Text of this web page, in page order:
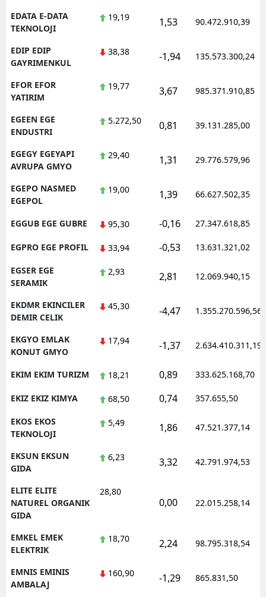
EDATA E-DATA
TEKNOLOJI
19,19 1,53 90.472.910,39
EDIP EDIP
GAYRIMENKUL
38,38 -1,94 135.573.300,24
EFOR EFOR
YATIRIM
19,77 3,67 985.371.910,85
EGEEN EGE
ENDUSTRI
5.272,50 0,81 39.131.285,00
EGEGY EGEYAPI
AVRUPA GMYO
29,40 1,31 29.776.579,96
EGEPO NASMED
EGEPOL
19,00 1,39 66.627.502,35
EGGUB EGE GUBRE 95,30 -0,16 27.347.618,85
EGPRO EGE PROFIL 33,94 -0,53 13.631.321,02
EGSER EGE
SERAMIK
2,93 2,81 12.069.940,15
EKDMR EKINCILER
DEMIR CELIK
45,30 -4,47 1.355.270.596,56
EKGYO EMLAK
KONUT GMYO
17,94 -1,37 2.634.410.311,19
EKIM EKIM TURIZM 18,21 0,89 333.625.168,70
EKIZ EKIZ KIMYA 68,50 0,74 357.655,50
EKOS EKOS
TEKNOLOJI
5,49 1,86 47.521.377,14
EKSUN EKSUN
GIDA
6,23 3,32 42.791.974,53
ELITE ELITE
NATUREL ORGANIK
GIDA
28,80
0,00 22.015.258,14
EMKEL EMEK
ELEKTRIK
18,70 2,24 98.795.318,54
EMNIS EMINIS
AMBALAJ
160,90 -1,29 865.831,50